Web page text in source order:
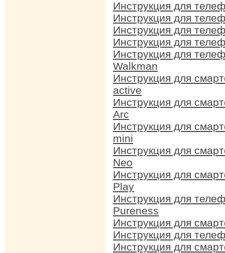
Инструкция для
Инструкция для
Инструкция для
Инструкция для
Инструкция для
Walkman
Инструкция для
active
Инструкция для
Arc
Инструкция для
mini
Инструкция для
Neo
Инструкция для
Play
Инструкция для
Pureness
Инструкция для
Инструкция для
Инструкция для